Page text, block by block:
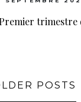
trimestre
POSTS